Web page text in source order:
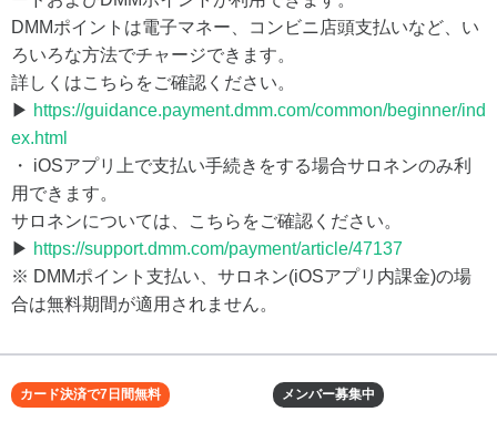
DMMポイントは電子マネー、コンビニ店頭支払いなど、い
ろいろな方法でチャージできます。
詳しくはこちらをご確認ください。
▶ https://guidance.payment.dmm.com/common/beginner/ind
ex.html
・ iOSアプリ上で支払い手続きをする場合サロネンのみ利
用できます。
サロネンについては、こちらをご確認ください。
▶ https://support.dmm.com/payment/article/47137
※ DMMポイント支払い、サロネン(iOSアプリ内課金)の場
合は無料期間が適用されません。
メンバー募集中
カード決済で7日間無料